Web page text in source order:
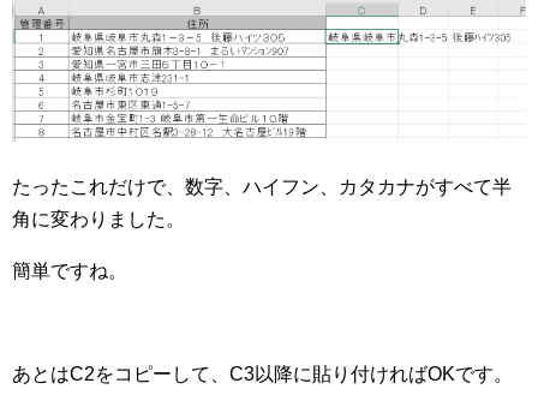
たったこれだけで、数字、ハイフン、カタカナがすべて半
角に変わりました。
簡単ですね。
あとはC2をコピーして、C3以降に貼り付ければOKです。